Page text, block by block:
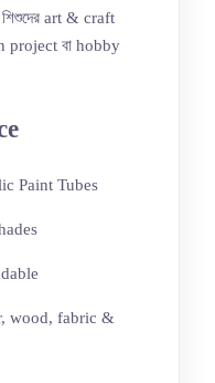
art & craft
project বা hobby
Paint Tubes
wood, fabric &